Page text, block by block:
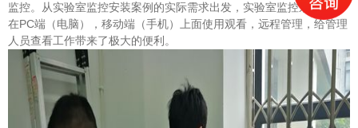
监控。从实验室监控安装案例的实际需求出发，实验室监控系统可以
在PC端（电脑），移动端（手机）上面使用观看，远程管理，给管理
人员查看工作带来了极大的便利。